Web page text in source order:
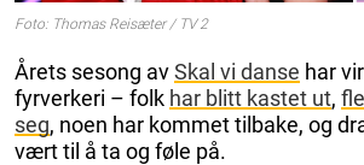
Foto: Thomas Reisæter / TV 2
Årets sesong avSkal vi danse har
fyrverkeri – folk har blitt kastet ut,
seg, noen har kommet tilbake, og
vært til å ta og føle på.